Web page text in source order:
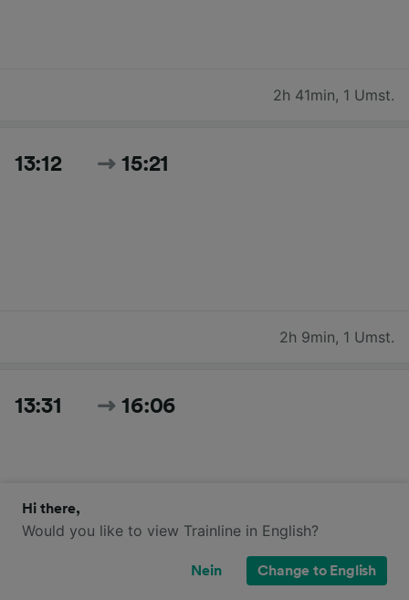
2h 41min, 1 Umst.
13:12 15:21
2h 9min, 1 Umst.
13:31 16:06
2h 35min,1 Umst.
Hi there,
Would you like to view Trainline in English?
Nein Change to English